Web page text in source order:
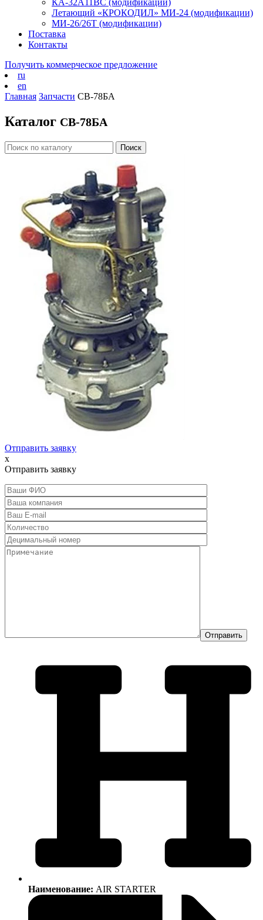
КА-32А11ВС (модификации)
Летающий «КРОКОДИЛ» МИ-24 (модификации)
МИ-26/26Т (модификации)
Поставка
Контакты
Получить коммерческое предложение
ru
en
Главная Запчасти СВ-78БА
Каталог СВ-78БА
Отправить заявку
x
Отправить заявку
Наименование: AIR STARTER